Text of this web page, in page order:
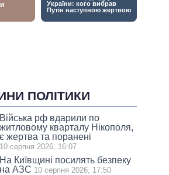
ПОЛІТИКИ
Війська рф вдарили по
житловому кварталу Нікополя,
є жертва та поранені
10 серпня 2026, 16:07
На Київщині посилять безпеку
на АЗС 10 серпня 2026, 17:50